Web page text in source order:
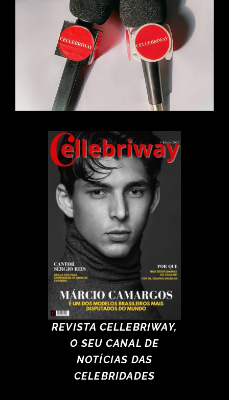
REVISTA CELLEBRIWAY,
O SEU CANAL DE
NOTÍCIAS DAS
CELEBRIDADES